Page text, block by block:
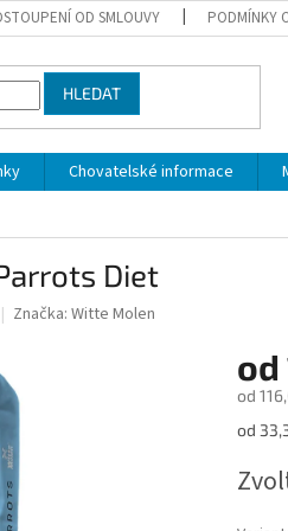
OD SMLOUVY PODMÍNKY
HLEDAT
Chovatelské informace
Diet
Značka: Witte Molen
od
od
Měrná
od